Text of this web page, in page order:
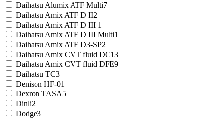
Daihatsu Alumix ATF Multi7
Daihatsu Amix ATF D II2
Daihatsu Amix ATF D III 1
Daihatsu Amix ATF D III Multi1
Daihatsu Amix ATF D3-SP2
Daihatsu Amix CVT fluid DC13
Daihatsu Amix CVT fluid DFE9
Daihatsu TC3
Denison HF-01
Dexron TASA5
Dinli2
Dodge3